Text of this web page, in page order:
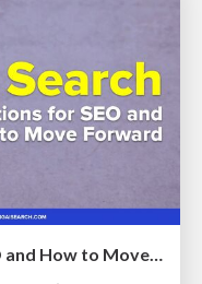
AI Search: Implications for SEO and How to Move Forward - #ShenzhenSEOConference